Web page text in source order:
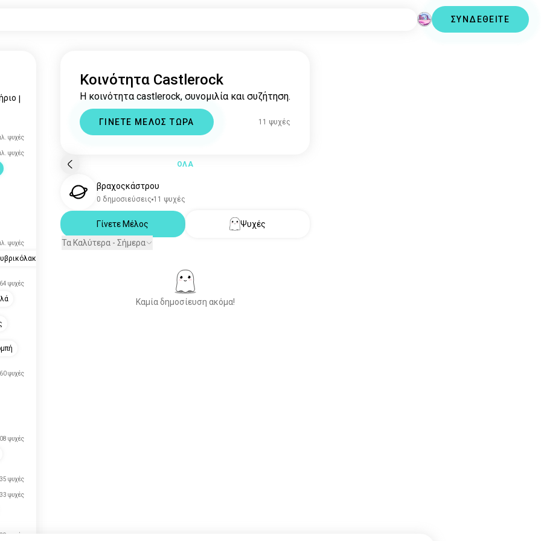
ΣΥΝΔΕΘΕΙΤΕ
ψυχές
ψυχές
ψυχές
ψυχές
ψυχές
ψυχές
ψυχές
ψυχές
ψυχές
Κοινότητα Castlerock
Η κοινότητα castlerock, συνομιλία και συζήτηση.
ΓΙΝΕΤΕ ΜΕΛΟΣ ΤΩΡΑ 11 ψυχές
ΟΛΑ
βραχοςκάστρου
0 δημοσιεύσεις 11 ψυχές
Γίνετε Μέλος
Ψυχές
Τα Καλύτερα - Σήμερα
Καμία δημοσίευση ακόμα!